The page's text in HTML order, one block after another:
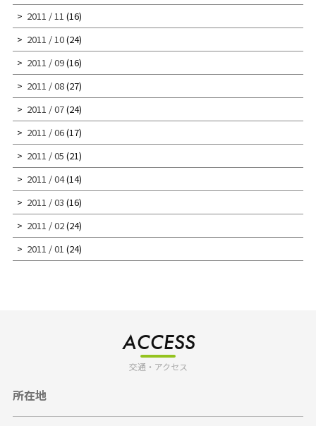
2011 / 11 (16)
2011 / 10(24)
2011 / 09(16)
2011 / 08(27)
2011 / 07(24)
2011 / 06(17)
2011 / 05 (21)
2011 / 04(14)
2011 / 03 (16)
2011 / 02(24)
2011 / 01 (24)
ACCESS
交通・アクセス
所在地